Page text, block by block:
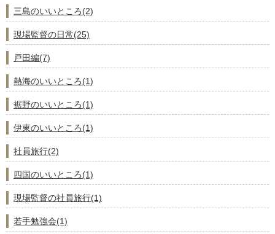
三島のいいところ(2)
現場監督の日常(25)
戸田編(7)
熱海のいいところ(1)
裾野のいいところ(1)
伊東のいいところ(1)
社員旅行(2)
四国のいいところ(1)
現場監督の社員旅行(1)
若手勉強会(1)